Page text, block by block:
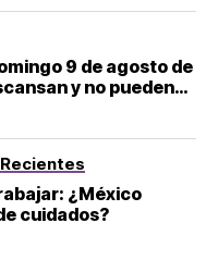
9 de agosto de
y no pueden
de México; estos
¿México
cuidados?